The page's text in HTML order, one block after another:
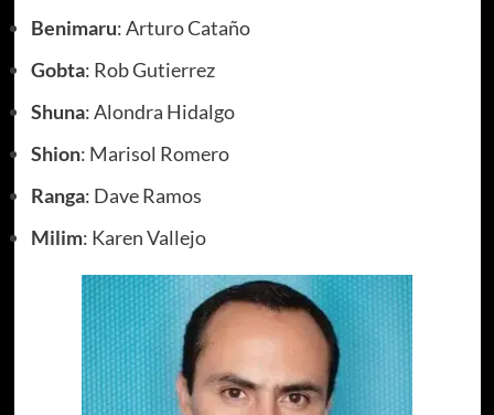
Benimaru: Arturo Cataño
Gobta: Rob Gutierrez
Shuna: Alondra Hidalgo
Shion: Marisol Romero
Ranga: Dave Ramos
Milim: Karen Vallejo